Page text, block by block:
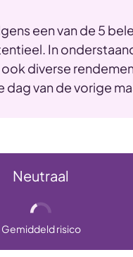
een van de 5
In
diverse
van de vorige
Neutraal
Gemiddeld risico